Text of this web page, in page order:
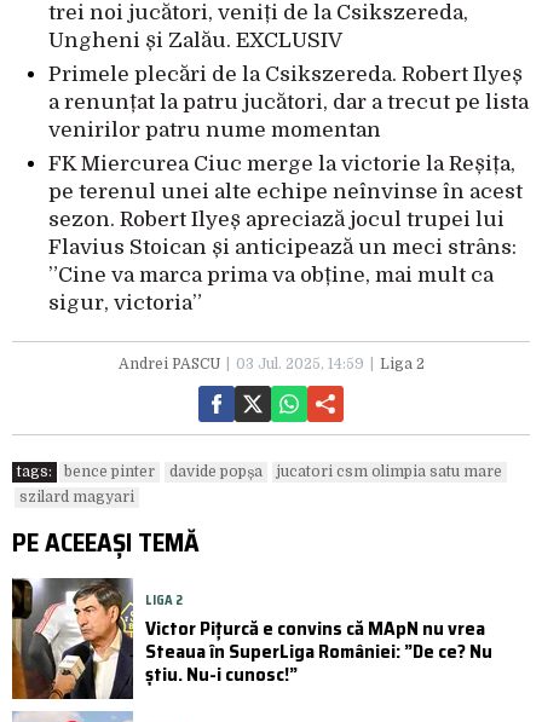
trei noi jucători, veniți de la Csikszereda,
Ungheni și Zalău. EXCLUSIV
Primele plecări de la Csikszereda. Robert Ilyeș
a renunțat la patru jucători, dar a trecut pe lista
venirilor patru nume momentan
FK Miercurea Ciuc merge la victorie la Reșița,
pe terenul unei alte echipe neînvinse în acest
sezon. Robert Ilyeș apreciază jocul trupei lui
Flavius Stoican și anticipează un meci strâns:
”Cine va marca prima va obține, mai mult ca
sigur, victoria”
Andrei PASCU 03 Jul. 2025, 14:59 Liga 2
tags: bence pinter davide popșa
jucatori csm olimpia satu mare
szilard magyari
PE ACEEAȘI TEMĂ
LIGA 2
Victor Pițurcă e convins că MApN nu vrea
Steaua în SuperLiga României: ”De ce? Nu
știu. Nu-i cunosc!”